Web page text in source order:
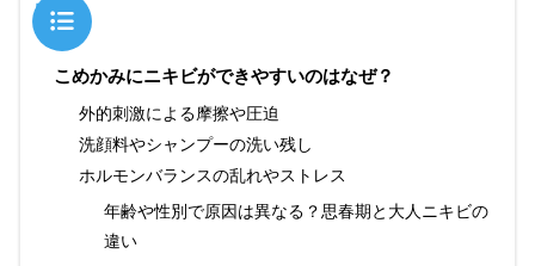
目次
こめかみにニキビができやすいのはなぜ？
外的刺激による摩擦や圧迫
洗顔料やシャンプーの洗い残し
ホルモンバランスの乱れやストレス
年齢や性別で原因は異なる？思春期と大人ニキビの
違い